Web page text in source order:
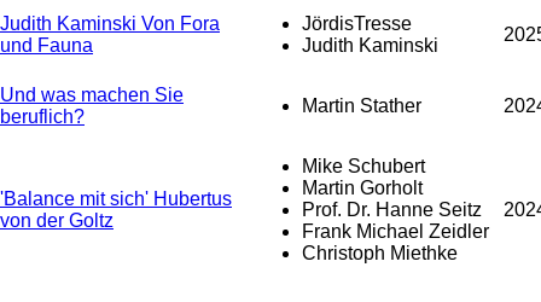
Judith Kaminski Von Fora
und Fauna
JördisTresse
Judith Kaminski
Und was machen Sie
beruflich?
Martin Stather
'Balance mit sich' Hubertus
von der Goltz
Mike Schubert
Martin Gorholt
Prof. Dr. Hanne Seitz
Frank Michael Zeidler
Christoph Miethke